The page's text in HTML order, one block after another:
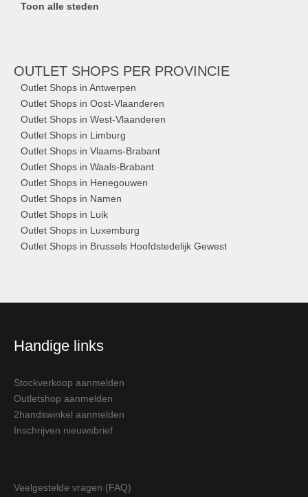
Toon alle steden
OUTLET SHOPS PER PROVINCIE
Outlet Shops in Antwerpen
Outlet Shops in Oost-Vlaanderen
Outlet Shops in West-Vlaanderen
Outlet Shops in Limburg
Outlet Shops in Vlaams-Brabant
Outlet Shops in Waals-Brabant
Outlet Shops in Henegouwen
Outlet Shops in Namen
Outlet Shops in Luik
Outlet Shops in Luxemburg
Outlet Shops in Brussels Hoofdstedelijk Gewest
Handige links
Stockverkoop aanmelden
Outletshop aanmelden
2handswinkel aanmelden
Inschrijven nieuwsbrief
Veelgestelde vragen (FAQ)